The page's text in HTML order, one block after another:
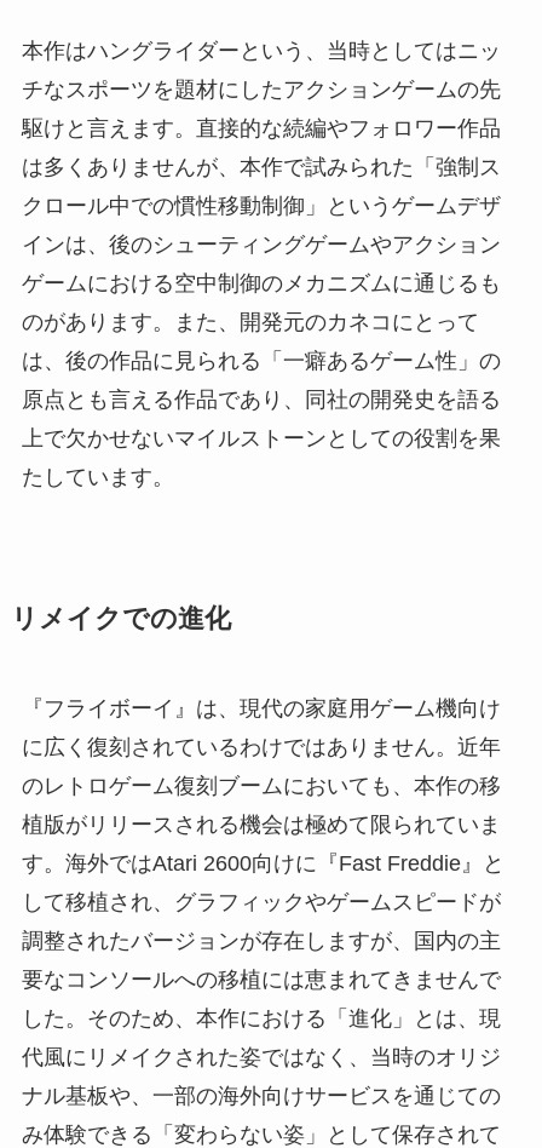
本作はハングライダーという、当時としてはニッ
チなスポーツを題材にしたアクションゲームの先
駆けと言えます。直接的な続編やフォロワー作品
は多くありませんが、本作で試みられた「強制ス
クロール中での慣性移動制御」というゲームデザ
インは、後のシューティングゲームやアクション
ゲームにおける空中制御のメカニズムに通じるも
のがあります。また、開発元のカネコにとって
は、後の作品に見られる「一癖あるゲーム性」の
原点とも言える作品であり、同社の開発史を語る
上で欠かせないマイルストーンとしての役割を果
たしています。
リメイクでの進化
『フライボーイ』は、現代の家庭用ゲーム機向け
に広く復刻されているわけではありません。近年
のレトロゲーム復刻ブームにおいても、本作の移
植版がリリースされる機会は極めて限られていま
す。海外ではAtari 2600向けに『Fast Freddie』と
して移植され、グラフィックやゲームスピードが
調整されたバージョンが存在しますが、国内の主
要なコンソールへの移植には恵まれてきませんで
した。そのため、本作における「進化」とは、現
代風にリメイクされた姿ではなく、当時のオリジ
ナル基板や、一部の海外向けサービスを通じての
み体験できる「変わらない姿」として保存されて